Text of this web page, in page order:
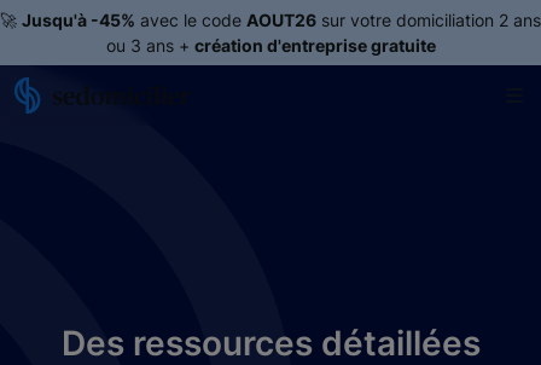
🚀 Jusqu'à -45% avec le code AOUT26 sur votre domiciliation 2 ans
ou 3 ans + création d'entreprise gratuite
Des ressources détaillées